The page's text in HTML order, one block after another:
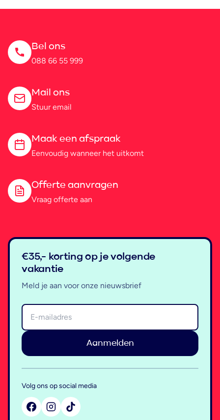
Bel ons
088 66 55 999
Mail ons
Stuur email
Maak een afspraak
Eenvoudig wanneer het uitkomt
Offerte aanvragen
Vraag offerte aan
€35,- korting op je volgende
vakantie
Meld je aan voor onze nieuwsbrief
Aanmelden
Volg ons op social media